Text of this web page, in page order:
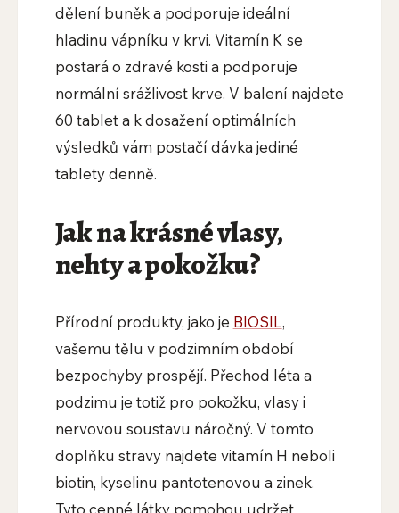
dělení buněk a podporuje ideální
hladinu vápníku v krvi. Vitamín K se
postará o zdravé kosti a podporuje
normální srážlivost krve. V balení najdete
60 tablet a k dosažení optimálních
výsledků vám postačí dávka jediné
tablety denně.
Jak na krásné vlasy,
nehty a pokožku?
Přírodní produkty, jako je BIOSIL,
vašemu tělu v podzimním období
bezpochyby prospějí. Přechod léta a
podzimu je totiž pro pokožku, vlasy i
nervovou soustavu náročný. V tomto
doplňku stravy najdete vitamín H neboli
biotin, kyselinu pantotenovou a zinek.
Tyto cenné látky pomohou udržet